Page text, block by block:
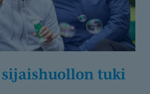
sijaishuollon tuki